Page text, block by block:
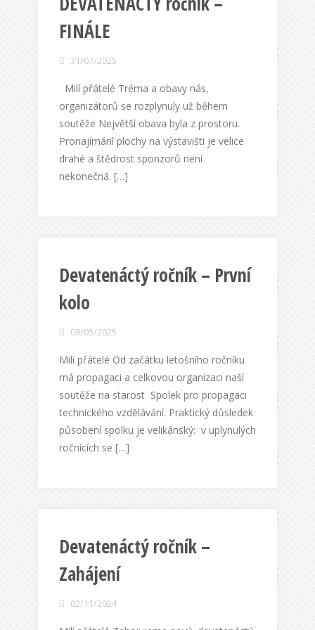
FINÁLE
31/07/2025
Milí přátelé Tréma a obavy nás,
organizátorů se rozplynuly už během
soutěže Největší obava byla z prostoru.
Pronajímánî plochy na výstavišti je velice
drahé a štědrost sponzorů není
nekonečná. […]
Devatenáctý ročník – První
kolo
08/05/2025
Milí přátelé Od začátku letošního ročníku
má propagaci a celkovou organizaci naší
soutěže na starost Spolek pro propagaci
technického vzdělávání. Praktický důsledek
působení spolku je velikánský: v uplynulých
ročnících se […]
Devatenáctý ročník –
Zahájení
02/11/2024